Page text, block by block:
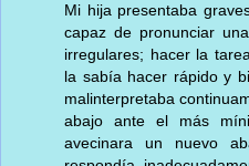
Mi hija presentaba
capaz de pronunciar
irregulares; hacer la
la sabía hacer rápido y
malinterpretaba
abajo ante el más
avecinara un nuevo